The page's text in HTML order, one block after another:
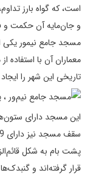
است، که گواه بارز
و جان‌مایه آن حکمت و
مسجد جامع نیمور یکی
معماران آن با
تاریخی این شهر را
این مسجد دارای
پشت بام به شکل
قرار گرفته‌اند و